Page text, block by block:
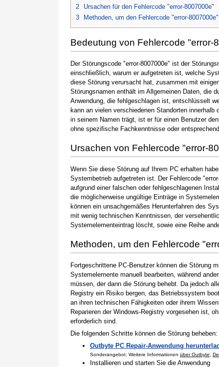
2
Ursachen für den Fehlercode "error-8007000e"
3
Methoden, um den Fehlercode "error-
Bedeutung von Fehlercode "error-
Der Störungscode "error-8007000e" ist der
einschließlich, warum er aufgetreten ist, welche
diese Störung verursacht hat, zusammen mit
Störungsnamen enthält im Allgemeinen Daten, die
Anwendung, die fehlgeschlagen ist, entschlüsselt
kann an vielen verschiedenen Standorten
in seinem Namen trägt, ist er für einen Benutzer
ohne spezifische Fachkenntnisse oder
Ursachen von Fehlercode "error-
Wenn Sie diese Störung auf Ihrem PC erhalten
Systembetrieb aufgetreten ist. Der Fehlercode
aufgrund einer falschen oder fehlgeschlagenen
die möglicherweise ungültige Einträge in
können ein unsachgemäßes Herunterfahren des
mit wenig technischen Kenntnissen, der
Systemelementeintrag löscht, sowie eine Reihe
Methoden, um den Fehlercode
Fortgeschrittene PC-Benutzer können die Störung
Systemelemente manuell bearbeiten, während
müssen, der dann die Störung behebt. Da jedoch
Registry ein Risiko bergen, das Betriebssystem
an ihren technischen Fähigkeiten oder ihrem
Reparieren der Windows-Registry vorgesehen ist,
erforderlich sind.
Die folgenden Schritte können die Störung beheben:
Outbyte PC Repair-Anwendung
Sonderangebot. Weitere Informationen über Outbyte;
Installieren und starten Sie die Anwendung